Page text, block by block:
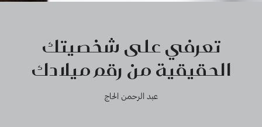
تعرفي على شخصيتك
الحقيقية من رقم ميلادك
عبد الرحمن الحاج